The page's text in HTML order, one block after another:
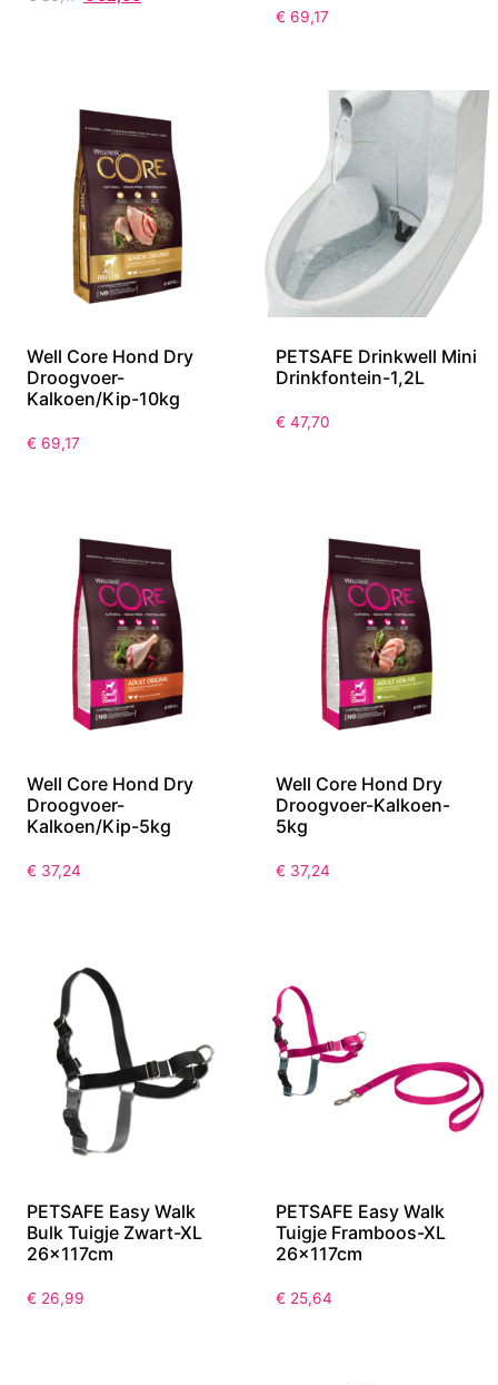
€ 69,17
Well Core Hond Dry
Droogvoer-
Kalkoen/Kip-10kg
€ 69,17
PETSAFE Drinkwell Mini
Drinkfontein-1,2L
€ 47,70
Well Core Hond Dry
Droogvoer-
Kalkoen/Kip-5kg
€ 37,24
Well Core Hond Dry
Droogvoer-Kalkoen-
5kg
€ 37,24
PETSAFE Easy Walk
Bulk Tuigje Zwart-XL
26x117cm
€ 26,99
PETSAFE Easy Walk
Tuigje Framboos-XL
26x117cm
€ 25,64